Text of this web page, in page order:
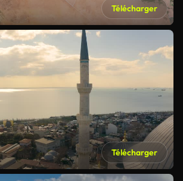
Télécharger
Télécharger